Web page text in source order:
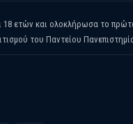
18 ετών και ολοκλήρωσα το
του Παντείου